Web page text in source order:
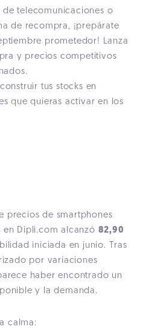
de telecomunicaciones o
de recompra, ¡prepárate
prometedor! Lanza
y precios competitivos
tus stocks en
que quieras activar en los
precios de smartphones
Dipli.com alcanzó 82,90
iniciada en junio. Tras
por variaciones
haber encontrado un
y la demanda.
calma: